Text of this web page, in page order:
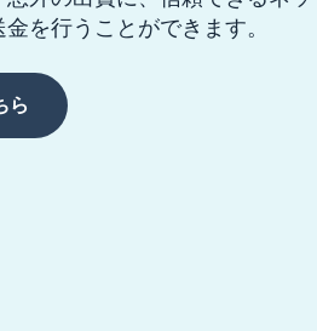
を行うことができます。
ら